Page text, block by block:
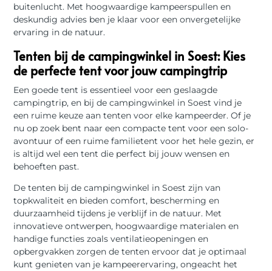
buitenlucht. Met hoogwaardige kampeerspullen en
deskundig advies ben je klaar voor een onvergetelijke
ervaring in de natuur.
Tenten bij de campingwinkel in Soest: Kies
de perfecte tent voor jouw campingtrip
Een goede tent is essentieel voor een geslaagde
campingtrip, en bij de campingwinkel in Soest vind je
een ruime keuze aan tenten voor elke kampeerder. Of je
nu op zoek bent naar een compacte tent voor een solo-
avontuur of een ruime familietent voor het hele gezin, er
is altijd wel een tent die perfect bij jouw wensen en
behoeften past.
De tenten bij de campingwinkel in Soest zijn van
topkwaliteit en bieden comfort, bescherming en
duurzaamheid tijdens je verblijf in de natuur. Met
innovatieve ontwerpen, hoogwaardige materialen en
handige functies zoals ventilatieopeningen en
opbergvakken zorgen de tenten ervoor dat je optimaal
kunt genieten van je kampeerervaring, ongeacht het